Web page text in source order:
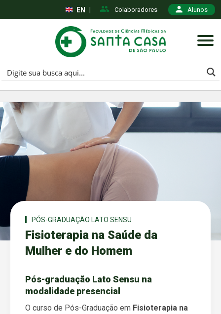
Colaboradores Alunos
EN
PÓS-GRADUAÇÃO LATO SENSU
Fisioterapia na Saúde da
Mulher e do Homem
Pós-graduação Lato Sensu na
modalidade presencial
O curso de Pós-Graduação em Fisioterapia na